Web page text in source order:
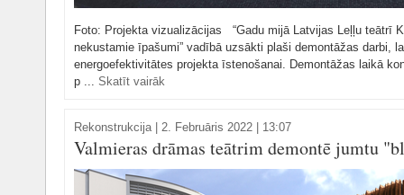
Foto: Projekta vizualizācijas “Gadu mijā Latvijas Leļļu teātrī
nekustamie īpašumi” vadībā uzsākti plaši demontāžas darbi,
energoefektivitātes projekta īstenošanai. Demontāžas laikā
p ... Skatīt vairāk
Rekonstrukcija| 2. Februāris 2022 | 13:07
Valmieras drāmas teātrim demontē jumtu